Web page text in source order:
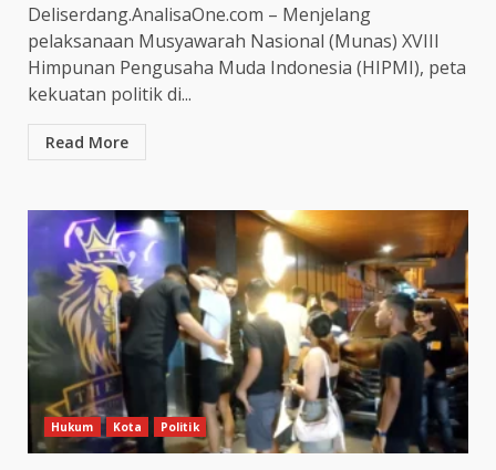
Deliserdang.AnalisaOne.com – Menjelang
pelaksanaan Musyawarah Nasional (Munas) XVIII
Himpunan Pengusaha Muda Indonesia (HIPMI), peta
kekuatan politik di...
Read More
Hukum Kota Politik